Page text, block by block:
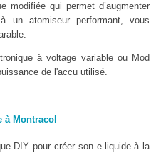
modifiée qui permet d’augmenter
un atomiseur performant, vous
à voltage variable ou Mod
de l'accu utilisé.
à Montracol
DIY pour créer son e-liquide à la